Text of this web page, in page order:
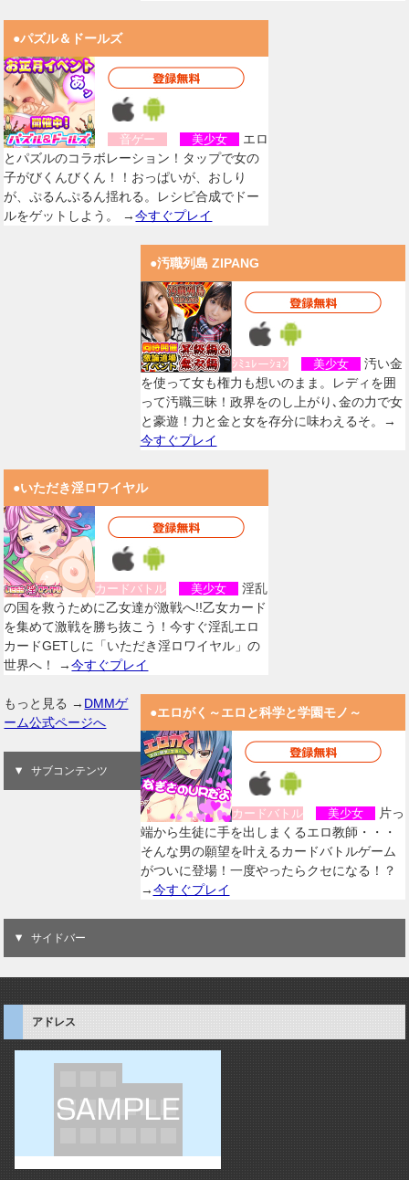
●パズル＆ドールズ
音ゲー 美少女
エロ
とパズルのコラボレーション！タップで女の
子がびくんびくん！！おっぱいが、おしり
が、ぷるんぷるん揺れる。レシピ合成でドー
ルをゲットしよう。 →今すぐプレイ
●汚職列島 ZIPANG
ｼﾐｭﾚーｼｮﾝ 美少女
汚い金
を使って女も権力も想いのまま。レディを囲
って汚職三昧！政界をのし上がり､金の力で女
と豪遊！力と金と女を存分に味わえるそ。→
今すぐプレイ
●いただき淫ロワイヤル
カードバトル 美少女
淫乱
の国を救うために乙女達が激戦へ!!乙女カード
を集めて激戦を勝ち抜こう！今すぐ淫乱エロ
カードGETしに「いただき淫ロワイヤル」の
世界へ！ →今すぐプレイ
●エロがく～エロと科学と学園モノ～
カードバトル 美少女
片っ
端から生徒に手を出しまくるエロ教師・・・
そんな男の願望を叶えるカードバトルゲーム
がついに登場！一度やったらクセになる！？
→今すぐプレイ
もっと見る → DMMゲ
ーム公式ページへ
サブコンテンツ
サイドバー
アドレス